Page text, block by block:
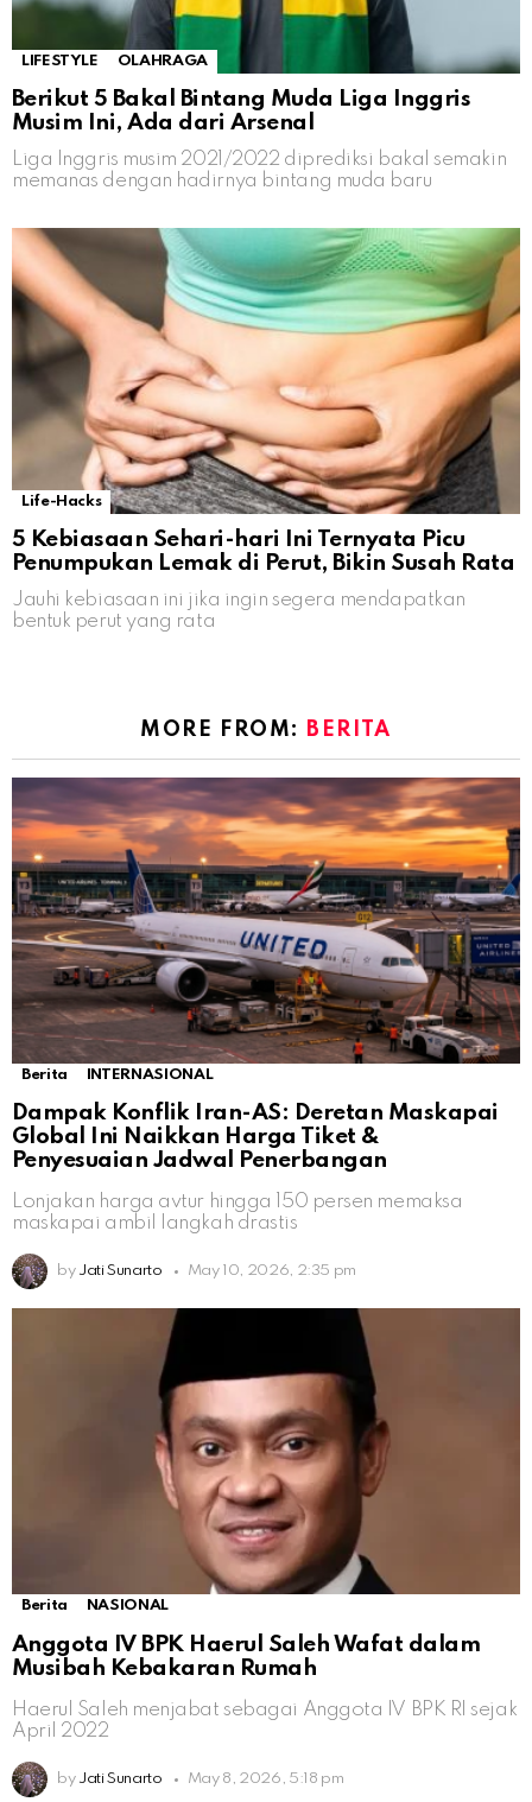
LIFESTYLE OLAHRAGA
Berikut 5 Bakal Bintang Muda Liga Inggris
Musim Ini, Ada dari Arsenal
Liga Inggris musim 2021/2022 diprediksi bakal semakin
memanas dengan hadirnya bintang muda baru
Life-Hacks
5 Kebiasaan Sehari-hari Ini Ternyata Picu
Penumpukan Lemak di Perut, Bikin Susah Rata
Jauhi kebiasaan ini jika ingin segera mendapatkan
bentuk perut yang rata
MORE FROM: BERITA
Berita INTERNASIONAL
Dampak Konflik Iran-AS: Deretan Maskapai
Global Ini Naikkan Harga Tiket &
Penyesuaian Jadwal Penerbangan
Lonjakan harga avtur hingga 150 persen memaksa
maskapai ambil langkah drastis
by Jati Sunarto May 10, 2026, 2:35 pm
Berita NASIONAL
Anggota IV BPK Haerul Saleh Wafat dalam
Musibah Kebakaran Rumah
Haerul Saleh menjabat sebagai Anggota IV BPK RI sejak
April 2022
by Jati Sunarto May 8, 2026, 5:18 pm